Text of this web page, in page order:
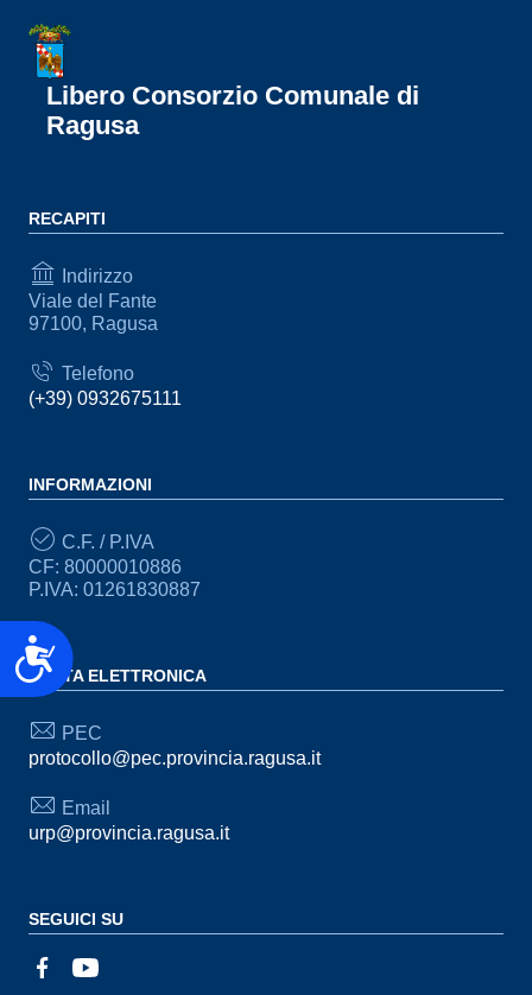
Accessibilità
Libero Consorzio Comunale di
Ragusa
RECAPITI
Indirizzo
Viale del Fante
97100, Ragusa
Telefono
(+39) 0932675111
INFORMAZIONI
C.F. / P.IVA
CF: 80000010886
P.IVA: 01261830887
POSTA ELETTRONICA
PEC
protocollo@pec.provincia.ragusa.it
Email
urp@provincia.ragusa.it
SEGUICI SU